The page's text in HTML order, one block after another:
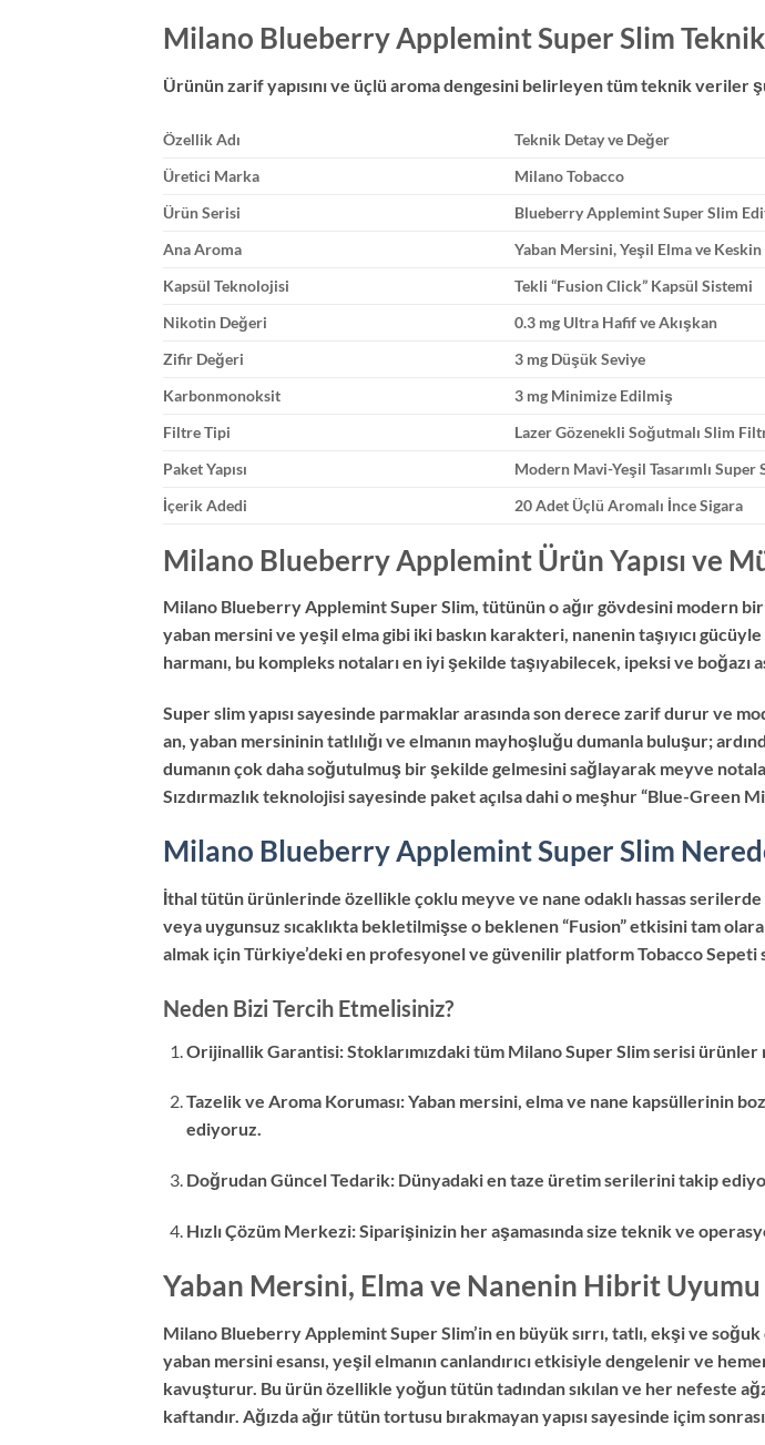
Milano Blueberry Applemint Super Slim
Ürünün zarif yapısını ve üçlü aroma dengesini belirleyen tüm teknik veriler
Özellik Adı
Teknik Detay ve Değer
Üretici Marka
Milano Tobacco
Ürün Serisi
Blueberry Applemint Super Slim
Ana Aroma
Yaban Mersini, Yeşil Elma ve Keskin
Kapsül Teknolojisi
Tekli “Fusion Click” Kapsül Sistemi
Nikotin Değeri
0.3 mg Ultra Hafif ve Akışkan
Zifir Değeri
3 mg Düşük Seviye
Karbonmonoksit
3 mg Minimize Edilmiş
Filtre Tipi
Lazer Gözenekli Soğutmalı Slim
Paket Yapısı
Modern Mavi-Yeşil Tasarımlı Super
İçerik Adedi
20 Adet Üçlü Aromalı İnce Sigara
Milano Blueberry Applemint Ürün Yapısı ve
Milano Blueberry Applemint Super Slim, tütünün o ağır gövdesini modern
yaban mersini ve yeşil elma gibi iki baskın karakteri, nanenin taşıyıcı
harmanı, bu kompleks notaları en iyi şekilde taşıyabilecek, ipeksi ve
Super slim yapısı sayesinde parmaklar arasında son derece zarif durur ve
an, yaban mersininin tatlılığı ve elmanın mayhoşluğu dumanla buluşur;
dumanın çok daha soğutulmuş bir şekilde gelmesini sağlayarak meyve
Sızdırmazlık teknolojisi sayesinde paket açılsa dahi o meşhur “Blue-Green
Milano Blueberry Applemint Super Slim
İthal tütün ürünlerinde özellikle çoklu meyve ve nane odaklı hassas
veya uygunsuz sıcaklıkta bekletilmişse o beklenen “Fusion” etkisini tam
almak için Türkiye’deki en profesyonel ve güvenilir platform Tobacco Sepeti
Neden Bizi Tercih Etmelisiniz?
Orijinallik Garantisi: Stoklarımızdaki tüm Milano Super Slim serisi
Tazelik ve Aroma Koruması: Yaban mersini, elma ve nane kapsüllerinin
ediyoruz.
Doğrudan Güncel Tedarik: Dünyadaki en taze üretim serilerini takip
Hızlı Çözüm Merkezi: Siparişinizin her aşamasında size teknik ve
Yaban Mersini, Elma ve Nanenin Hibrit Uyumu
Milano Blueberry Applemint Super Slim’in en büyük sırrı, tatlı, ekşi ve
yaban mersini esansı, yeşil elmanın canlandırıcı etkisiyle dengelenir ve
kavuşturur. Bu ürün özellikle yoğun tütün tadından sıkılan ve her nefeste
kaftandır. Ağızda ağır tütün tortusu bırakmayan yapısı sayesinde içim